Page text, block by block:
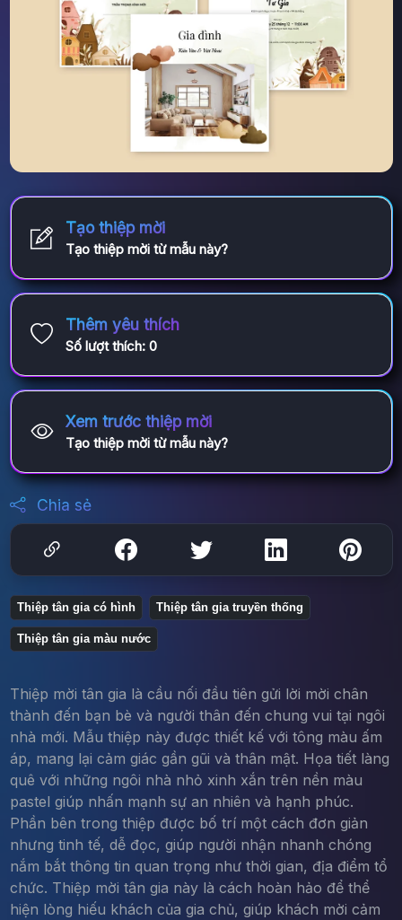
Tạo thiệp mời
Tạo thiệp mời từ mẫu này?
Thêm yêu thích
Số lượt thích: 0
Xem trước thiệp mời
Tạo thiệp mời từ mẫu này?
Chia sẻ
Thiệp tân gia có hình Thiệp tân gia truyền thống
Thiệp tân gia màu nước
Thiệp mời tân gia là cầu nối đầu tiên gửi lời mời chân
thành đến bạn bè và người thân đến chung vui tại ngôi
nhà mới. Mẫu thiệp này được thiết kế với tông màu ấm
áp, mang lại cảm giác gần gũi và thân mật. Họa tiết làng
quê với những ngôi nhà nhỏ xinh xắn trên nền màu
pastel giúp nhấn mạnh sự an nhiên và hạnh phúc.
Phần bên trong thiệp được bố trí một cách đơn giản
nhưng tinh tế, dễ đọc, giúp người nhận nhanh chóng
nắm bắt thông tin quan trọng như thời gian, địa điểm tổ
chức. Thiệp mời tân gia này là cách hoàn hảo để thể
hiện lòng hiếu khách của gia chủ, giúp khách mời cảm